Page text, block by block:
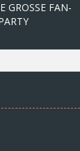
GROSSE FAN-